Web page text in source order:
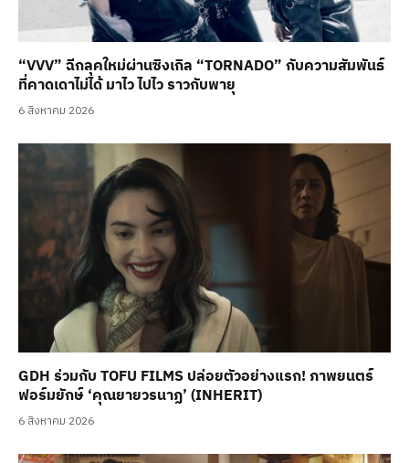
“VVV” ฉีกลุคใหม่ผ่านซิงเกิล “TORNADO” กับความสัมพันธ์
ที่คาดเดาไม่ได้ มาไว ไปไว ราวกับพายุ
6 สิงหาคม 2026
GDH ร่วมกับ TOFU FILMS ปล่อยตัวอย่างแรก! ภาพยนตร์
ฟอร์มยักษ์ ‘คุณยายวรนาฏ’ (INHERIT)
6 สิงหาคม 2026